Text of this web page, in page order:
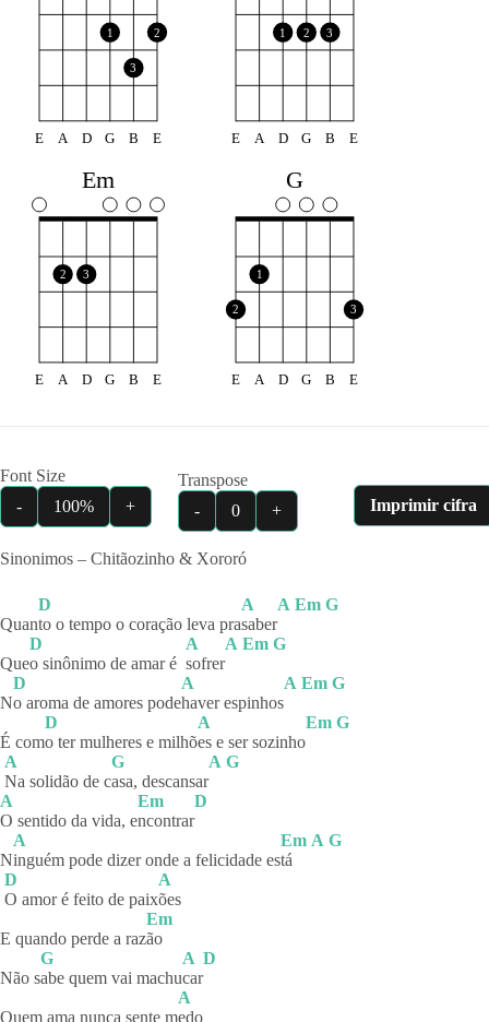
1
3
2
E A D G B E
1 2 3
E A D G B E
Em
2 3
E A D G B E
G
2
1
3
E A D G B E
Font Size
-
100% +
Transpose
-
0 + Imprimir cifra
Sinonimos – Chitãozinho & Xororó
Quan
D
to o tempo o coração leva pra
A
saber
A Em G
Que
D
o sinônimo de amar é
A
sofrer
A Em G
N
D
o aroma de amores pode
A
haver espinhos
A Em G
É com
D
o ter mulheres e milhõ
A
es e ser sozinho
Em G
A
Na solidão de c
G
asa, descansar
A G
A
O sentido da vida, e
Em
ncontrar
D
N
A
inguém pode dizer onde a felicidade es
Em
tá
A G
D
O amor é feito de paix
A
ões
E quando perde a raz
Em
ão
Não s
G
abe quem vai machu
A
car
D
Quem ama nunca sente m
A
edo